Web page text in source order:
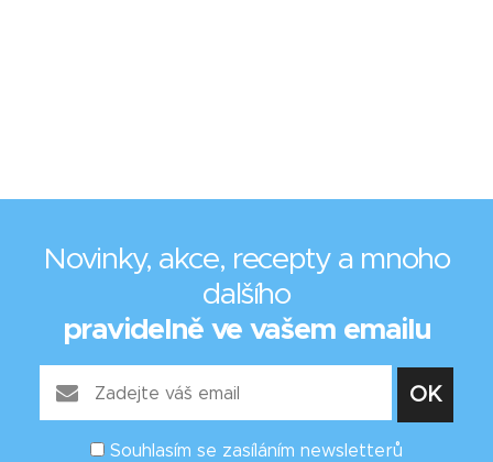
Novinky, akce, recepty a mnoho
dalšího
pravidelně ve vašem emailu
Souhlasím se zasíláním newsletterů